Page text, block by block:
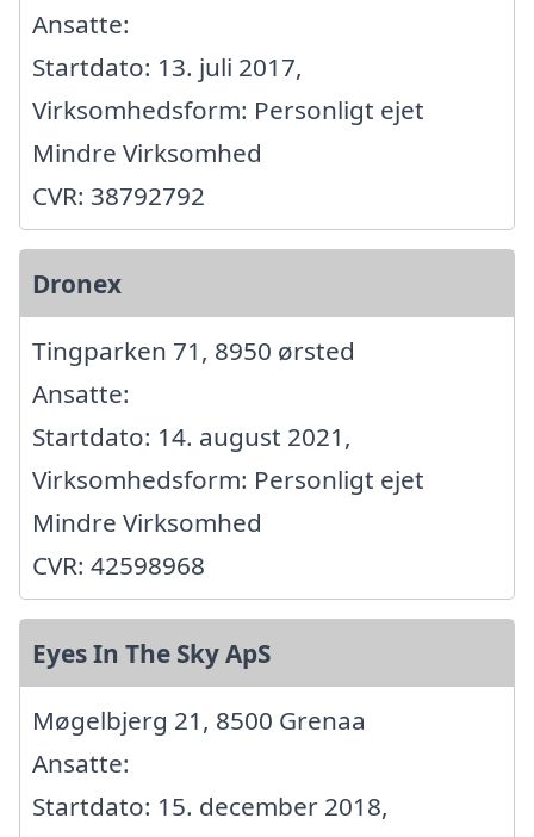
Ansatte:
Startdato: 13. juli 2017,
Virksomhedsform: Personligt ejet
Mindre Virksomhed
CVR: 38792792
Dronex
Tingparken 71, 8950 ørsted
Ansatte:
Startdato: 14. august 2021,
Virksomhedsform: Personligt ejet
Mindre Virksomhed
CVR: 42598968
Eyes In The Sky ApS
Møgelbjerg 21, 8500 Grenaa
Ansatte:
Startdato: 15. december 2018,